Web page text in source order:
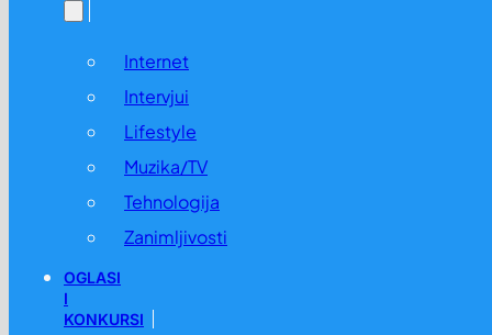
Internet
Intervjui
Lifestyle
Muzika/TV
Tehnologija
Zanimljivosti
OGLASI
I
KONKURSI